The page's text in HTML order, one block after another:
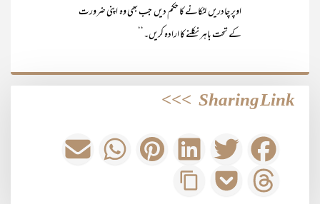
اوپر چادریں لٹکانے کا حکم دیں جب بھی وہ اپنی ضرورت
کے تحت باہر نکلنے کا ارادہ کریں۔‘‘
Sharing Link
>>>